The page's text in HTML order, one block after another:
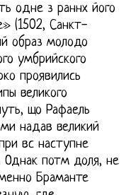
одне з раннх його
(1502, Санкт-
образ молодо
умбрийского
проявились
великого
що Рафаель
надав великий
вс наступне
Однак потм доля, не
Браманте